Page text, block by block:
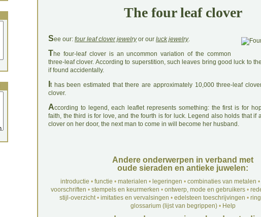
The four leaf clover
See our: four leaf clover jewelryor our luck jewelry.
The four-leaf clover is an uncommon variation of the common
three-leaf clover. According to superstition, such leaves bring good luck to
if found accidentally.
t has been estimated that there are approximately 10,000 three-leaf
clover.
According to legend, each leaflet represents something: the first is for
faith, the third is for love, and the fourth is for luck. Legend also holds that if
clover on her door, the next man to come in will become her husband.
Andere onderwerpen in verband met
oude sieraden en antieke juwelen:
introductie • functie • materialen • legeringen • combinaties van metalen •
voorschriften • stempels en keurmerken • ontwerp, mode en gebruikers•
stijl-overzicht• imitaties en vervalsingen • edelsteen toeschrijvingen •
glossarium (lijst van begrippen)• Help